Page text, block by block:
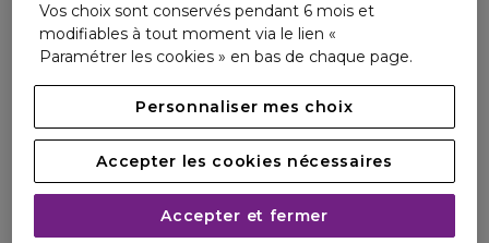
Vos choix sont conservés pendant 6 mois et
modifiables à tout moment via le lien «
Paramétrer les cookies » en bas de chaque page.
Personnaliser mes choix
Accepter les cookies nécessaires
Accepter et fermer